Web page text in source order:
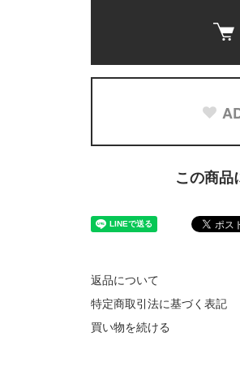
この商品
返品について
特定商取引法に基づく表記
買い物を続ける